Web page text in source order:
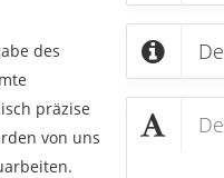
des
präzise
von uns